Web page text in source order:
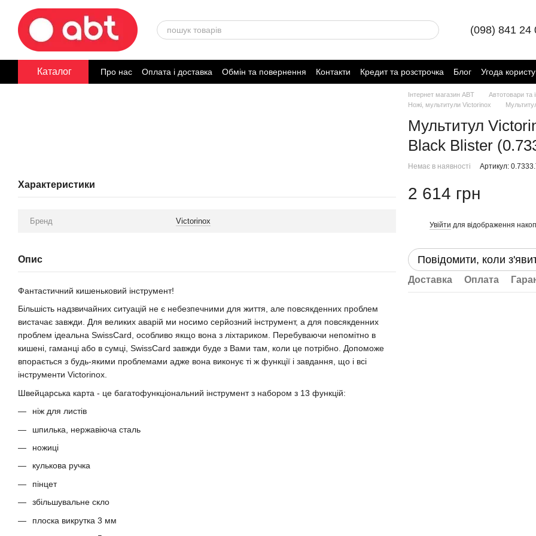
Перейти до основного контенту
(098) 841 24
Каталог Про нас Оплата і доставка Обмін та повернення Контакти Кредит та розстрочка Блог
Угода
Договір публічної оферти
Характеристики
Бренд Victorinox
Опис
Фантастичний кишеньковий інструмент!
Більшість надзвичайних ситуацій не є небезпечними для життя, але повсякденних проблем
вистачає завжди. Для великих аварій ми носимо серйозний інструмент, а для повсякденних
проблем ідеальна SwissCard, особливо якщо вона з ліхтариком. Перебуваючи непомітно в
кишені, гаманці або в сумці, SwissCard завжди буде з Вами там, коли це потрібно. Допоможе
впорається з будь-якими проблемами адже вона виконує ті ж функції і завдання, що і всі
інструменти Victorinox.
Швейцарська карта - це багатофункціональний інструмент з набором з 13 функцій:
ніж для листів
шпилька, нержавіюча сталь
ножиці
кулькова ручка
пінцет
збільшувальне скло
плоска викрутка 3 мм
Інтернет магазин ABT
Автотовари та
Ножі, мультитули Victorinox
Мультитул
Black Blister
Немає в наявності Артикул:
2 614 грн
Увійти для відображення
Повідомити, коли
Доставка Оплата